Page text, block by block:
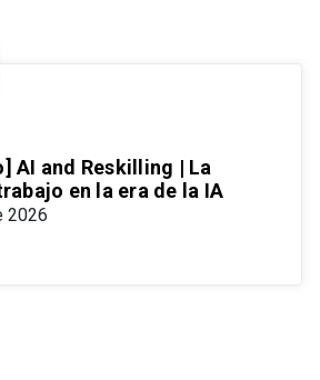
AI and Reskilling | La
en la era de la IA
2026